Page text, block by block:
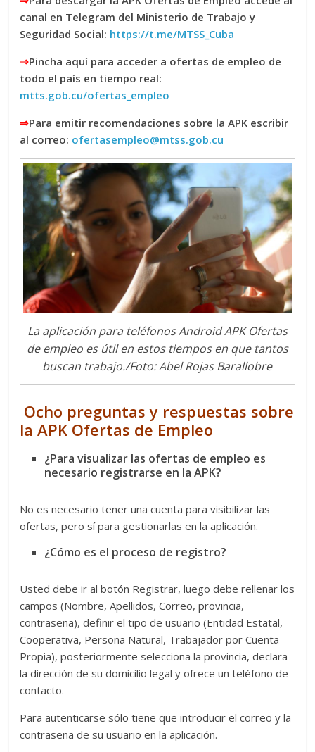
canal en Telegram del Ministerio de Trabajo y
Seguridad Social: https://t.me/MTSS_Cuba
⇒Pincha aquí para acceder a ofertas de empleo de
todo el país en tiempo real:
mtts.gob.cu/ofertas_empleo
⇒Para emitir recomendaciones sobre la APK escribir
al correo: ofertasempleo@mtss.gob.cu
La aplicación para teléfonos Android APK Ofertas
de empleo es útil en estos tiempos en que tantos
buscan trabajo./Foto: Abel Rojas Barallobre
Ocho preguntas y respuestas sobre
la APK Ofertas de Empleo
¿Para visualizar las ofertas de empleo es
necesario registrarse en la APK?
No es necesario tener una cuenta para visibilizar las
ofertas, pero sí para gestionarlas en la aplicación.
¿Cómo es el proceso de registro?
Usted debe ir al botón Registrar, luego debe rellenar los
campos (Nombre, Apellidos, Correo, provincia,
contraseña), definir el tipo de usuario (Entidad Estatal,
Cooperativa, Persona Natural, Trabajador por Cuenta
Propia), posteriormente selecciona la provincia, declara
la dirección de su domicilio legal y ofrece un teléfono de
contacto.
Para autenticarse sólo tiene que introducir el correo y la
contraseña de su usuario en la aplicación.